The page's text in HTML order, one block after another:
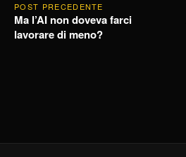
POST PRECEDENTE
Ma l’AI non doveva farci
lavorare di meno?